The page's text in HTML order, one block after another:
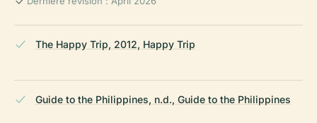
The Happy Trip, 2012, Happy Trip
Guide to the Philippines, n.d., Guide to the Philippines